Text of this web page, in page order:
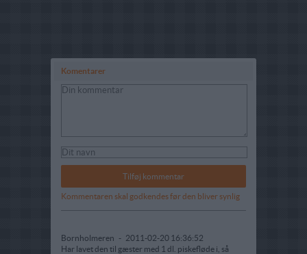
Komentarer
Kommentaren skal godkendes før den bliver synlig
Bornholmeren - 2011-02-20 16:36:52
Har lavet den til gæster med 1 dl. piskefløde i, så